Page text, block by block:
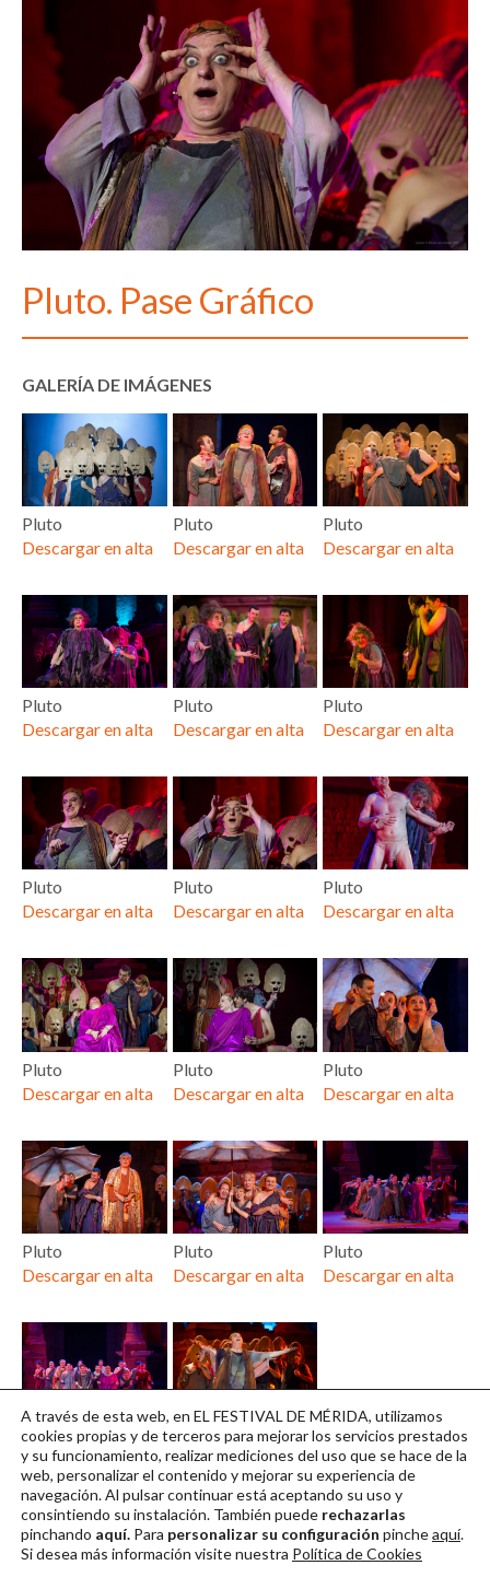
Pluto. Pase Gráfico
GALERÍA DE IMÁGENES
Pluto
Descargar en alta
Pluto
Descargar en alta
Pluto
Descargar en alta
Pluto
Descargar en alta
Pluto
Descargar en alta
Pluto
Descargar en alta
Pluto
Descargar en alta
Pluto
Descargar en alta
Pluto
Descargar en alta
Pluto
Descargar en alta
Pluto
Descargar en alta
Pluto
Descargar en alta
Pluto
Descargar en alta
Pluto
Descargar en alta
Pluto
Descargar en alta
Pluto
Descargar en alta
Pluto
Descargar en alta
A través de esta web, en EL FESTIVAL DE MÉRIDA, utilizamos
cookies propias y de terceros para mejorar los servicios prestados
y su funcionamiento, realizar mediciones del uso que se hace de la
web, personalizar el contenido y mejorar su experiencia de
navegación. Al pulsar continuarestá aceptando su uso y
consintiendo su instalación. También puede rechazarlas
pinchando aquí. Para personalizar su configuración pincheaquí.
Si desea más información visite nuestra Política de Cookies